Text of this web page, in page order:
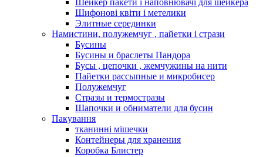
Шейкер пакети і наповнювачі для шейкера
Шифонові квіти і метелики
Элитные серединки
Намистини, полужемчуг , пайетки і стрази
Бусины
Бусины и браслеты Пандора
Бусы , цепочки , жемчужины на нити
Пайетки рассыпные и микробисер
Полужемчуг
Стразы и термостразы
Шапочки и обниматели для бусин
Пакування
тканинні мішечки
Контейнеры для хранения
Коробка Блистер